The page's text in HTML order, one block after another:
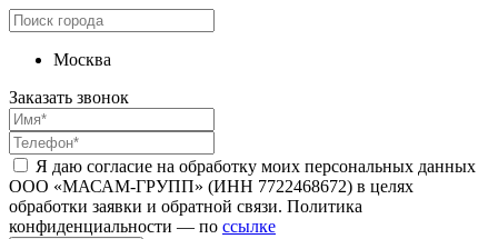
Москва
Заказать звонок
Я даю согласие на обработку моих персональных данных
ООО «МАСАМ-ГРУПП» (ИНН 7722468672) в целях
обработки заявки и обратной связи. Политика
конфиденциальности — по ссылке